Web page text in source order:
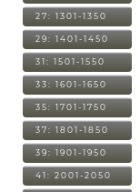
27: 1301-1350
29: 1401-1450
31: 1501-1550
33: 1601-1650
35: 1701-1750
37: 1801-1850
39: 1901-1950
41: 2001-2050